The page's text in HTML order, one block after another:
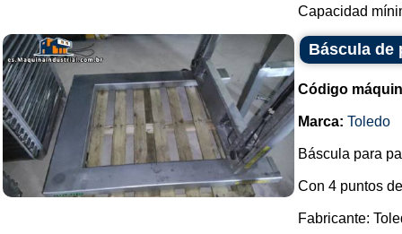
Capacidad
Báscula de
Código
Marca: Toledo
Báscula para
Con 4 puntos
Fabricante: